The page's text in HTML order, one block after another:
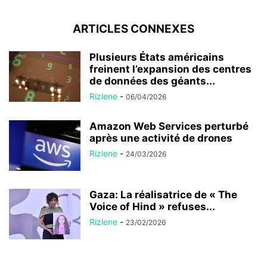
ARTICLES CONNEXES
Plusieurs États américains
freinent l’expansion des centres
de données des géants...
Rizlene - 06/04/2026
Amazon Web Services perturbé
après une activité de drones
Rizlene - 24/03/2026
Gaza: La réalisatrice de « The
Voice of Hind » refuses...
Rizlene - 23/02/2026